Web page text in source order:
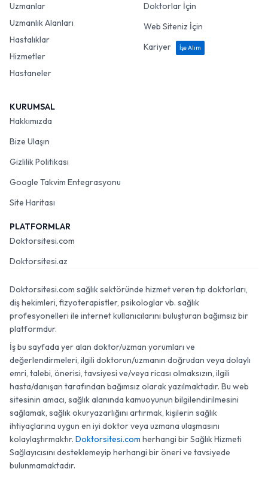
Uzmanlar
Uzmanlık Alanları
Hastalıklar
Hizmetler
Hastaneler
Doktorlar İçin
Web Siteniz İçin
Kariyer
İşe Alım
KURUMSAL
Hakkımızda
Bize Ulaşın
Gizlilik Politikası
Google Takvim Entegrasyonu
Site Haritası
PLATFORMLAR
Doktorsitesi.com
Doktorsitesi.az
Doktorsitesi.com sağlık sektöründe hizmet veren tıp doktorları,
diş hekimleri, fizyoterapistler, psikologlar vb. sağlık
profesyonelleri ile internet kullanıcılarını buluşturan bağımsız bir
platformdur.
İş bu sayfada yer alan doktor/uzman yorumları ve
değerlendirmeleri, ilgili doktorun/uzmanın doğrudan veya dolaylı
emri, talebi, önerisi, tavsiyesi ve/veya ricası olmaksızın, ilgili
hasta/danışan tarafından bağımsız olarak yazılmaktadır. Bu web
sitesinin amacı, sağlık alanında kamuoyunun bilgilendirilmesini
sağlamak, sağlık okuryazarlığını artırmak, kişilerin sağlık
ihtiyaçlarına uygun en iyi doktor veya uzmana ulaşmasını
kolaylaştırmaktır. Doktorsitesi.com herhangi bir Sağlık Hizmeti
Sağlayıcısını desteklemeyip herhangi bir öneri ve tavsiyede
bulunmamaktadır.